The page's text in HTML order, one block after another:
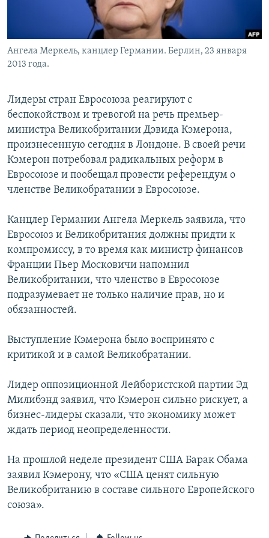
English
Русский
Все сайты Радио Азатутюн
Ангела Меркель, канцлер Германии. Берлин, 23 января
2013 года.
Лидеры стран Евросоюза реагируют с
беспокойством и тревогой на речь премьер-
министра Великобритании Дэвида Кэмерона,
произнесенную сегодня в Лондоне. В своей речи
Кэмерон потребовал радикальных реформ в
Евросоюзе и пообещал провести референдум о
членстве Великобратании в Евросоюзе.
Канцлер Германии Ангела Меркель заявила, что
Евросоюз и Великобритания должны придти к
компромиссу, в то время как министр финансов
Франции Пьер Московичи напомнил
Великобритании, что членство в Евросоюзе
подразумевает не только наличие прав, но и
обязанностей.
Выступление Кэмерона было воспринято с
критикой и в самой Великобратании.
Лидер оппозиционной Лейбористской партии Эд
Милибэнд заявил, что Кэмерон сильно рискует, а
бизнес-лидеры сказали, что экономику может
ждать период неопределенности.
На прошлой неделе президент США Барак Обама
заявил Кэмерону, что «США ценят сильную
Великобританию в составе сильного Европейского
союза».